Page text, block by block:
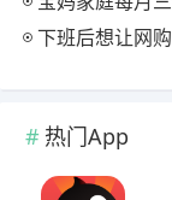
下班后想让网购和
热门App